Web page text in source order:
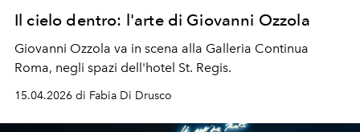
Il cielo dentro: l'arte di Giovanni Ozzola
Giovanni Ozzola va in scena alla Galleria Continua
Roma, negli spazi dell'hotel St. Regis.
15.04.2026 di Fabia Di Drusco